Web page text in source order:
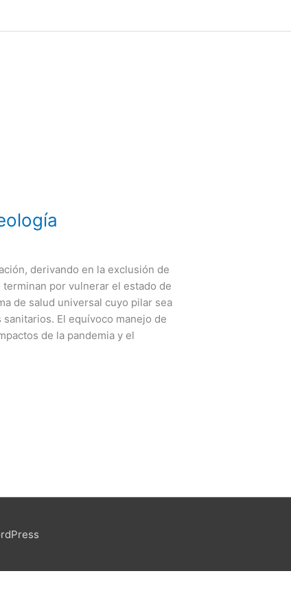
derivando en la exclusión de
por vulnerar el estado de
de salud universal cuyo pilar sea
El equívoco manejo de
de la pandemia y el